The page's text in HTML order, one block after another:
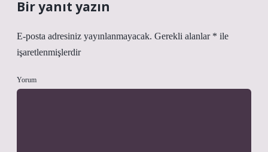
Bir yanıt yazın
E-posta adresiniz yayınlanmayacak. Gerekli alanlar * ile
işaretlenmişlerdir
Yorum